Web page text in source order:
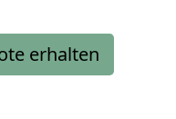
erhalten